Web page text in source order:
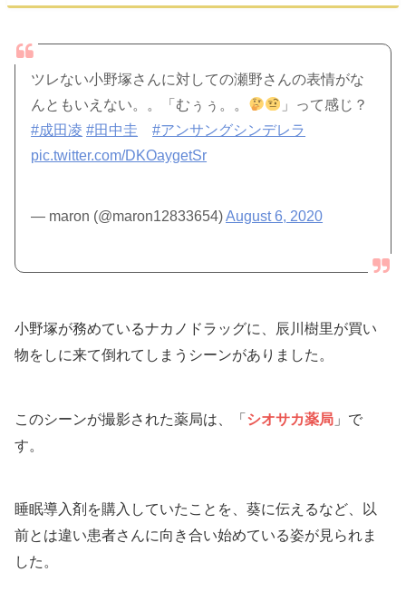
ツレない小野塚さんに対しての瀬野さんの表情がな
んともいえない。。「むぅぅ。。
」って感じ？
#成田凌 #田中圭
#アンサングシンデレラ
pic.twitter.com/DKOaygetSr
— maron (@maron12833654)August 6, 2020
小野塚が務めているナカノドラッグに、辰川樹里が買い
物をしに来て倒れてしまうシーンがありました。
このシーンが撮影された薬局は、「シオサカ薬局 」で
す。
睡眠導入剤を購入していたことを、葵に伝えるなど、以
前とは違い患者さんに向き合い始めている姿が見られま
した。